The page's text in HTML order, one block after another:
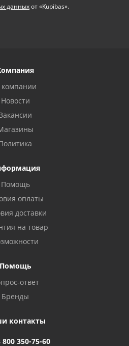
данныхот «Kupibas».
Новости
Помощь
оплаты
доставки
на товар
Помощь
ответ
Бренды
контакты
800 350-75-60